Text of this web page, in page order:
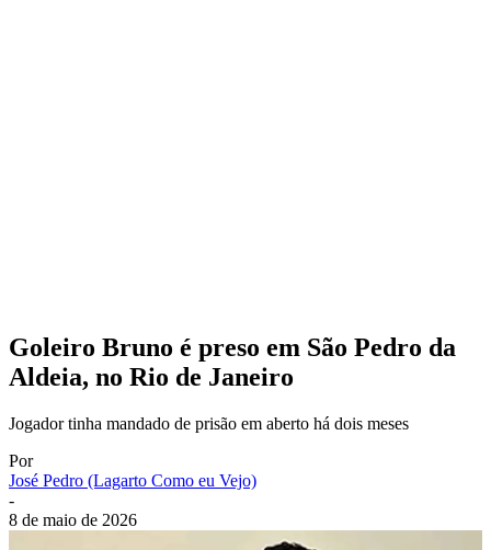
Goleiro Bruno é preso em São Pedro da
Aldeia, no Rio de Janeiro
Jogador tinha mandado de prisão em aberto há dois meses
Por
José Pedro (Lagarto Como eu Vejo)
-
8 de maio de 2026